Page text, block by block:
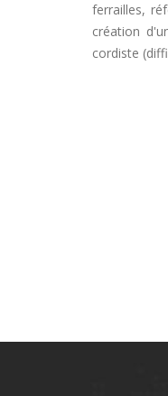
ferrailles,
création
cordiste